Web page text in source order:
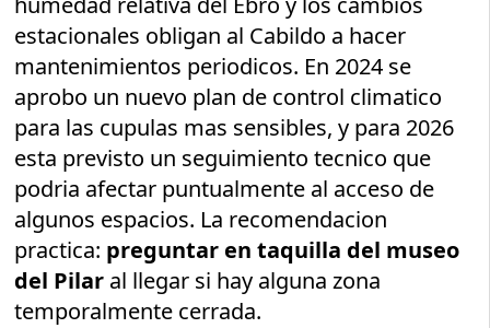
estacionales obligan al Cabildo a hacer
mantenimientos periodicos. En 2024 se
aprobo un nuevo plan de control climatico
para las cupulas mas sensibles, y para 2026
esta previsto un seguimiento tecnico que
podria afectar puntualmente al acceso de
algunos espacios. La recomendacion
practica: preguntar en taquilla del museo
del Pilar al llegar si hay alguna zona
temporalmente cerrada.